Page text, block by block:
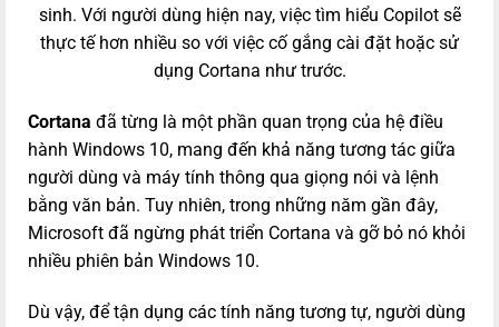
sinh. Với người dùng hiện nay, việc tìm hiểu Copilot sẽ
thực tế hơn nhiều so với việc cố gắng cài đặt hoặc sử
dụng Cortana như trước.
Cortana đã từng là một phần quan trọng của hệ điều
hành Windows 10, mang đến khả năng tương tác giữa
người dùng và máy tính thông qua giọng nói và lệnh
bằng văn bản. Tuy nhiên, trong những năm gần đây,
Microsoft đã ngừng phát triển Cortana và gỡ bỏ nó khỏi
nhiều phiên bản Windows 10.
Dù vậy, để tận dụng các tính năng tương tự, người dùng